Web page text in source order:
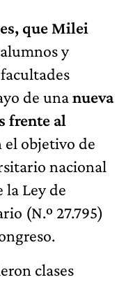
que Milei
y
de unanueva
frente al
el objetivo de
nacional
la Ley de
(N.º 27.795)
clases